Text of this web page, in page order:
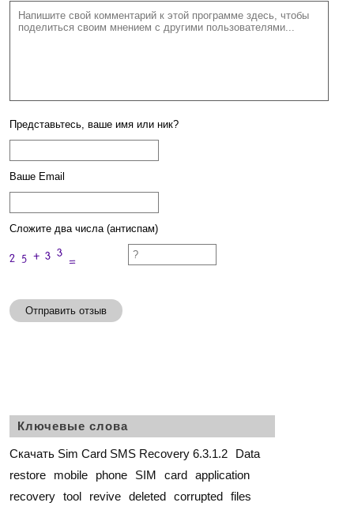
Представьтесь, ваше имя или ник?
Ваше Email
Сложите два числа (антиспам)
Отправить отзыв
Ключевые слова
Скачать Sim Card SMS Recovery 6.3.1.2
Data
restore
mobile phone SIM card application
recovery tool revive deleted corrupted files